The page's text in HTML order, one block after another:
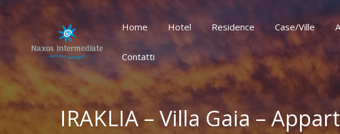
Home Hotel Residence Case/Ville
Home Hotel Residence Case/Ville
Contatti
IRAKLIA – Villa Gaia –